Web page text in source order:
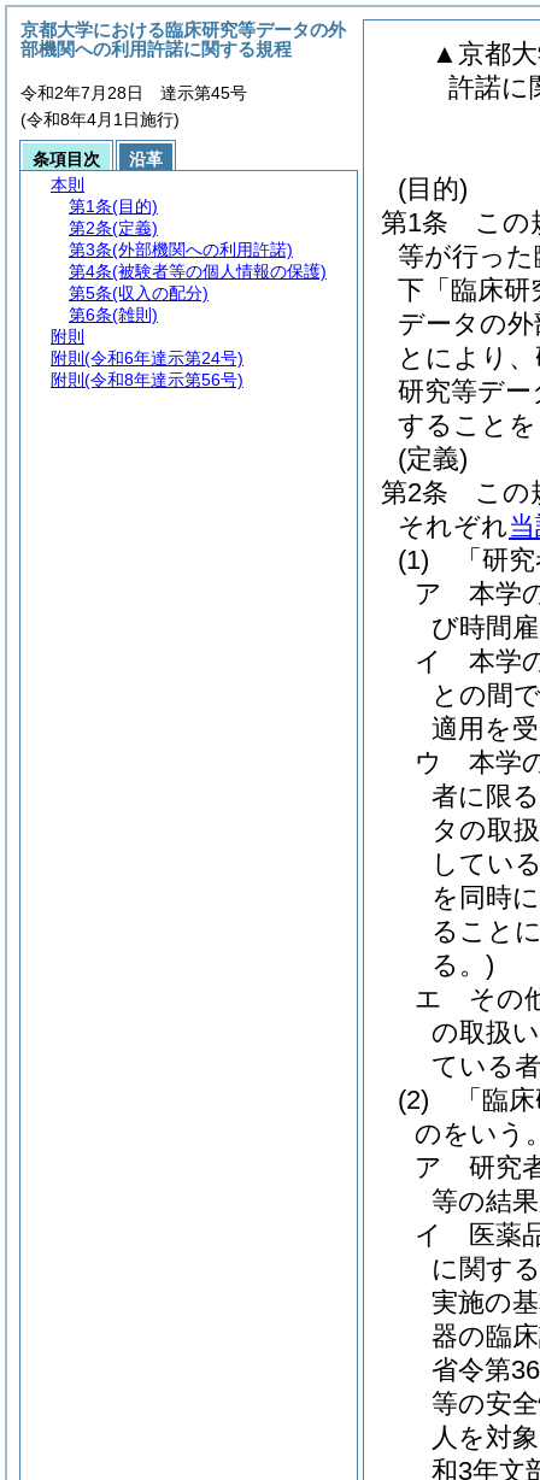
▲京都
許諾に
(目的)
第1条
この
等が行った
下「臨床研
データの
とにより
研究等デ
すること
(定義)
第2条
この
それぞれ
(1)
「研
ア
本学
び時間
イ
本学
との間
適用を
ウ
本学
者に限
タの取
してい
を同時
ること
る。)
エ
その
の取扱
ている者
(2)
「臨
のをいう
ア
研究
等の結
イ
医薬
に関す
実施の
器の臨
省令第
等の安
人を対
和3年文
京都大学における臨床研究等データの外
部機関への利用許諾に関する規程
令和2年7月28日 達示第45号
(令和8年4月1日施行)
条項目次
沿革
本則
第1条(目的)
第2条(定義)
第3条(外部機関への利用許諾)
第4条(被験者等の個人情報の保護)
第5条(収入の配分)
第6条(雑則)
附則
附則 (令和6年達示第24号)
附則 (令和8年達示第56号)